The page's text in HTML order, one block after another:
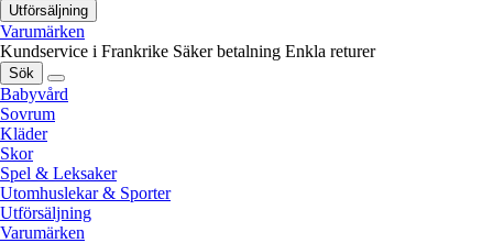
Utförsäljning
Varumärken
Kundservice i Frankrike Säker betalning Enkla returer
Sök
Babyvård
Sovrum
Kläder
Skor
Spel & Leksaker
Utomhuslekar & Sporter
Utförsäljning
Varumärken